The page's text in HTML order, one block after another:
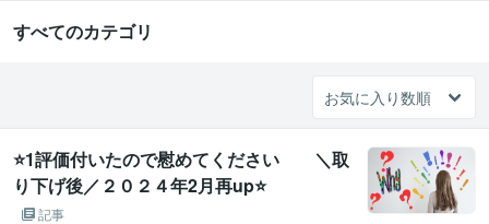
すべてのカテゴリ
⭐️1評価付いたので慰めてください ＼取
り下げ後／２０２４年2月再up⭐️
記事